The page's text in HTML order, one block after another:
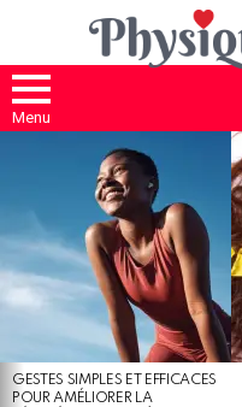
Menu
GESTES SIMPLES ET EFFICACES
POUR AMÉLIORER LA